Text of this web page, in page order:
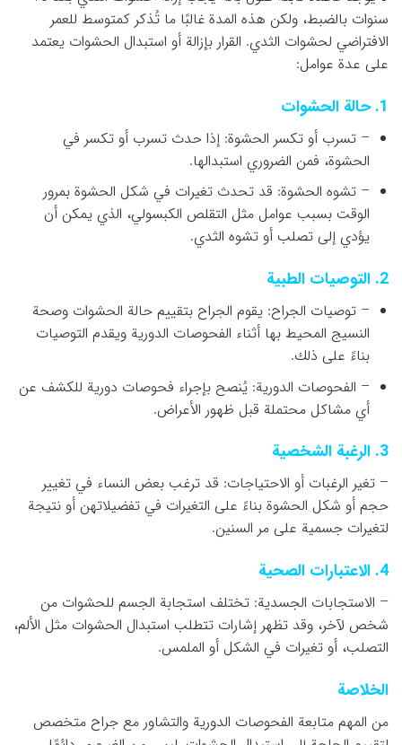
سنوات بالضبط، ولكن هذه المدة غالبًا ما تُذكر كمتوسط للعمر
الافتراضي لحشوات الثدي. القرار بإزالة أو استبدال الحشوات يعتمد
على عدة عوامل:
1. حالة الحشوات
– تسرب أو تكسر الحشوة: إذا حدث تسرب أو تكسر في
الحشوة، فمن الضروري استبدالها.
– تشوه الحشوة: قد تحدث تغيرات في شكل الحشوة بمرور
الوقت بسبب عوامل مثل التقلص الكبسولي، الذي يمكن أن
يؤدي إلى تصلب أو تشوه الثدي.
2. التوصيات الطبية
– توصيات الجراح: يقوم الجراح بتقييم حالة الحشوات وصحة
النسيج المحيط بها أثناء الفحوصات الدورية ويقدم التوصيات
بناءً على ذلك.
– الفحوصات الدورية: يُنصح بإجراء فحوصات دورية للكشف عن
أي مشاكل محتملة قبل ظهور الأعراض.
3. الرغبة الشخصية
– تغير الرغبات أو الاحتياجات: قد ترغب بعض النساء في تغيير
حجم أو شكل الحشوة بناءً على التغيرات في تفضيلاتهن أو نتيجة
لتغيرات جسمية على مر السنين.
4. الاعتبارات الصحية
– الاستجابات الجسدية: تختلف استجابة الجسم للحشوات من
شخص لآخر، وقد تظهر إشارات تتطلب استبدال الحشوات مثل الألم،
التصلب، أو تغيرات في الشكل أو الملمس.
الخلاصة
من المهم متابعة الفحوصات الدورية والتشاور مع جراح متخصص